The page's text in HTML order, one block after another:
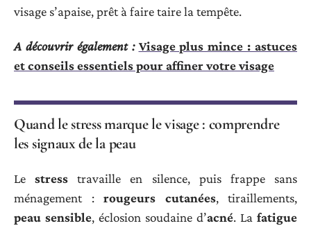
visage s’apaise, prêt à faire taire la tempête.
A découvrir également : Visage plus mince : astuces
et conseils essentiels pour affiner votre visage
Quand le stress marque le visage : comprendre
les signaux de la peau
Lestress travaille en silence, puis frappe sans
ménagement : rougeurs cutanées, tiraillements,
peau sensible, éclosion soudaine d’acné. La fatigue